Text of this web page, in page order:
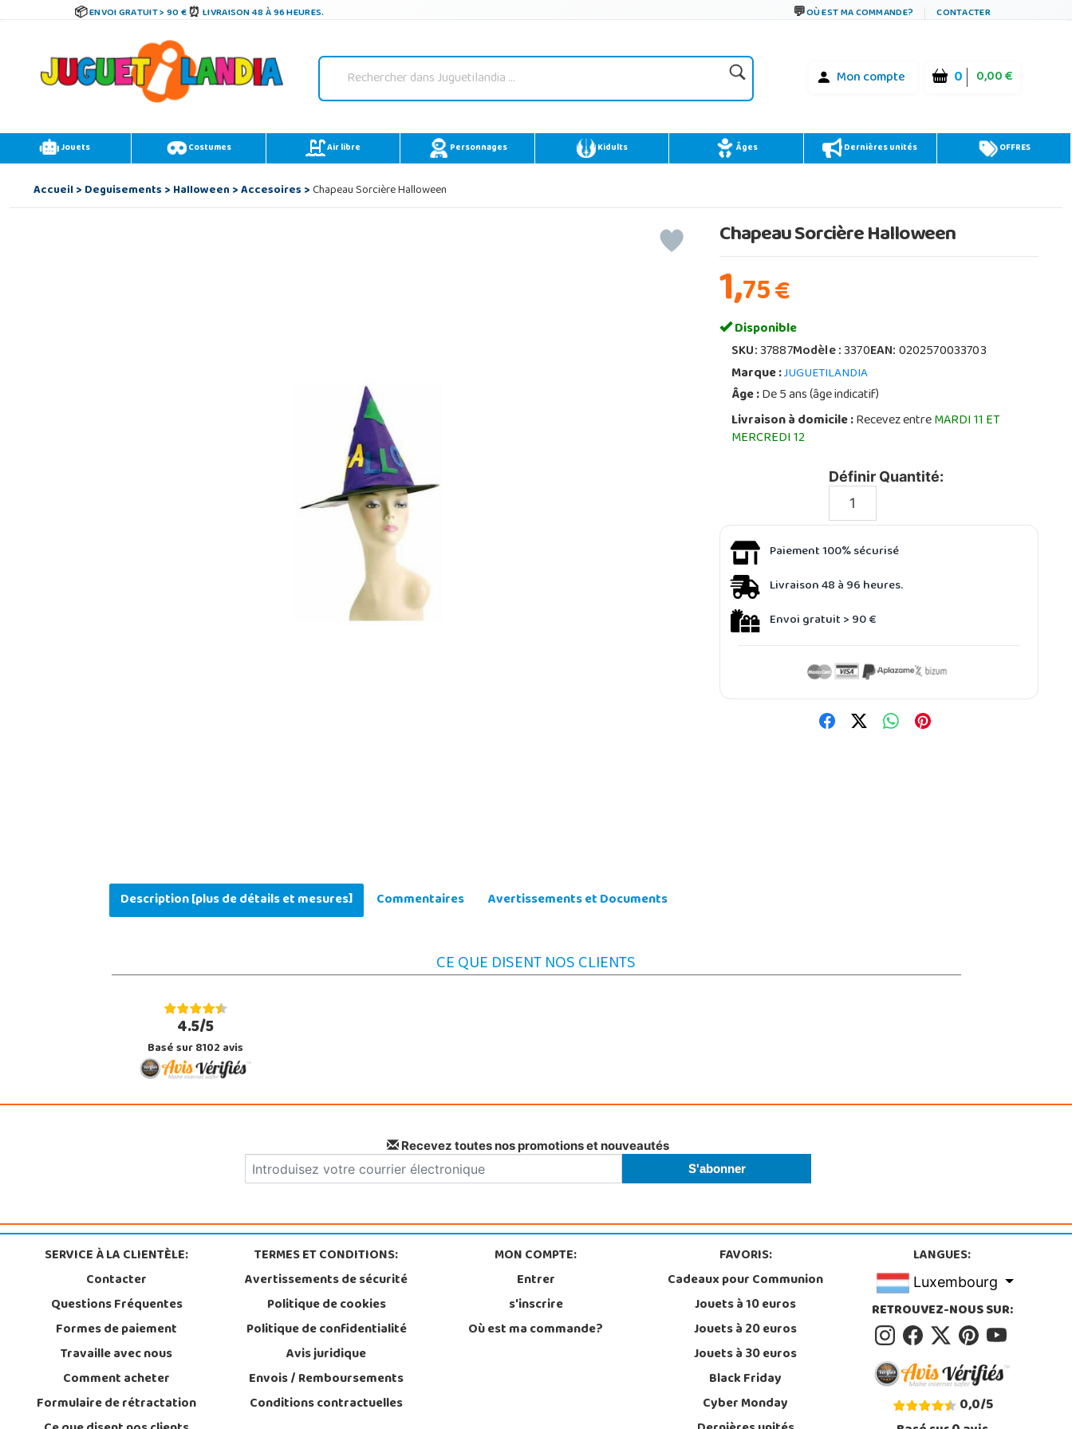
ENVOI GRATUIT > 90 € LIVRAISON 48 À 96 HEURES. OÙ EST MA COMMANDE? CONTACTER
Mon compte 0 0,00 €
Jouets Costumes Air libre Personnages Kidults Âges Dernières unités OFFRES
Accueil>Deguisements>Halloween>Accesoires>Chapeau Sorcière Halloween
Chapeau Sorcière Halloween
1,75€
Disponible
SKU:37887Modèle :3370EAN:0202570033703
Marque :JUGUETILANDIA
Âge :De 5 ans (âge indicatif)
Livraison à domicile :Recevez entreMARDI 11 ET
MERCREDI 12
Définir Quantité:
Paiement 100% sécurisé
Livraison 48 à 96 heures.
Envoi gratuit > 90 €
Description [plus de détails et mesures] Commentaires Avertissements et Documents
CE QUE DISENT NOS CLIENTS
4.5/5
Basé sur 8102 avis
Recevez toutes nos promotions et nouveautés
SERVICE À LA CLIENTÈLE:
Contacter
Questions Fréquentes
Formes de paiement
Travaille avec nous
Comment acheter
Formulaire de rétractation
TERMES ET CONDITIONS:
Avertissements de sécurité
Politique de cookies
Politique de confidentialité
Avis juridique
Envois / Remboursements
Conditions contractuelles
MON COMPTE:
Entrer
s'inscrire
Où est ma commande?
FAVORIS:
Cadeaux pour Communion
Jouets à 10 euros
Jouets à 20 euros
Jouets à 30 euros
Black Friday
Cyber Monday
LANGUES:
Luxembourg
RETROUVEZ-NOUS SUR:
0,0/5